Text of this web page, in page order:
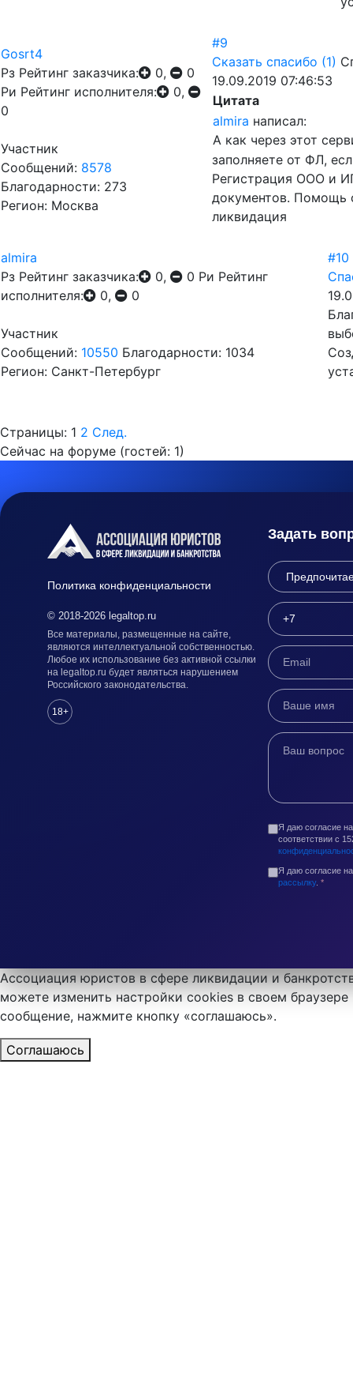
Gosrt4
Рз Рейтинг заказчика: 0,
0
Ри Рейтинг исполнителя:
0,
0
Участник
Сообщений: 8578
Благодарности: 273
Регион: Москва
#9
Сказать спасибо (1)
19.09.2019 07:46:53
Цитата
almira написал:
А как через этот
заполняете от ФЛ,
Регистрация ООО и
документов. Помощь
ликвидация
almira
Рз Рейтинг заказчика: 0, 0 Ри Рейтинг
исполнителя:
0, 0
Участник
Сообщений: 10550 Благодарности: 1034
Регион: Санкт-Петербург
#10
Страницы: 1 2 След.
Сейчас на форуме (гостей: 1)
Политика конфиденциальности
© 2018-2026 legaltop.ru
Все материалы, размещенные на сайте,
являются интеллектуальной собственностью.
Любое их использование без активной ссылки
на legaltop.ru будет являться нарушением
Российского законодательства.
18+
Задать
Я даю согласие
соответствии с
Я даю согласие
рассылку. *
Ассоциация юристов в сфере ликвидации и
можете изменить настройки cookies в своем
сообщение, нажмите кнопку «соглашаюсь».
Соглашаюсь